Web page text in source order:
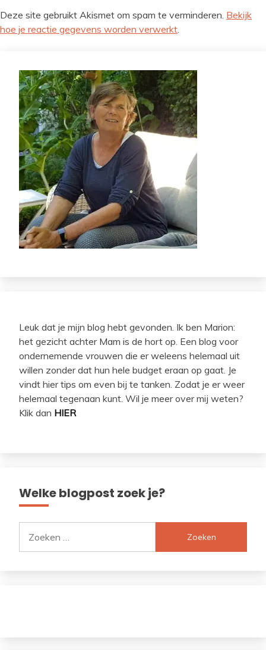
Deze site gebruikt Akismet om spam te verminderen. Bekijk
hoe je reactie gegevens worden verwerkt.
Leuk dat je mijn blog hebt gevonden. Ik ben Marion:
het gezicht achter Mam is de hort op. Een blog voor
ondernemende vrouwen die er weleens helemaal uit
willen zonder dat hun hele budget eraan op gaat. Je
vindt hier tips om even bij te tanken. Zodat je er weer
helemaal tegenaan kunt. Wil je meer over mij weten?
Klik dan HIER
Welke blogpost zoek je?
naar: